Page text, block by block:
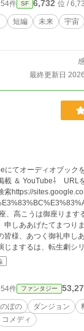
。 さらなる脅威が襲う
キング放射との遭遇。
、エンジン出力が15%
、このまま賭けに出る
決定される。到着は二
の80%が死亡。あなた
ったクルーたち。彼ら
を延命させながら前進
毒大気。行き場を失っ
。「6光年先の赤色矮
大きな賭けだ。燃料は
ければ、宇宙空間で立
生する。シンギュラ
はAIに「ホープ」とい
ープは、人間を超える
となった。 一年半後、
バーナード星bは奇跡だ
繰り返さない。地下基
ム。科学の力で、新世
の70%で宇宙を航行し
知り、それでも希望を
語。厳密な物理法則に
件 SF 6,732 位 /
短編 未来 宇宙
最終更新日
にてオーディオブック
載 ＆ YouTube⇩ URL
索https://
とざい、とううざー
、高こうは御座ります
申しああげたてまつり
皆様、あつく御礼申し
まするは、転生劇シリウ
しまい、その世界でし
化してまいりまする。
ディ重視の日常を織り
と、大忙しの転生劇 さて、これより始
様方に御願い申しああ
御座りますれば 御目ま
件 ファンタジー
ぼの ダンジョン
コメディ